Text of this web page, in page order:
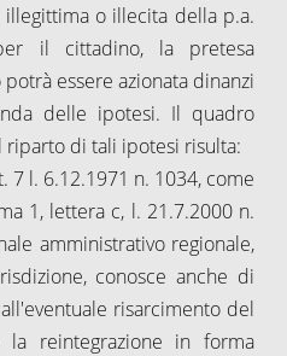
o illecita della p.a.
il cittadino, la pretesa
essere azionata dinanzi
delle ipotesi. Il quadro
di tali ipotesi risulta:
7 l. 6.12.1971 n. 1034, come
1, lettera c, l. 21.7.2000 n.
amministrativo regionale,
conosce anche di
risarcimento del
la reintegrazione in forma